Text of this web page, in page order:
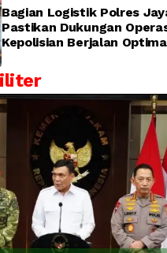
Bagian Logistik Polres
Pastikan Dukungan
Kepolisian Berjalan